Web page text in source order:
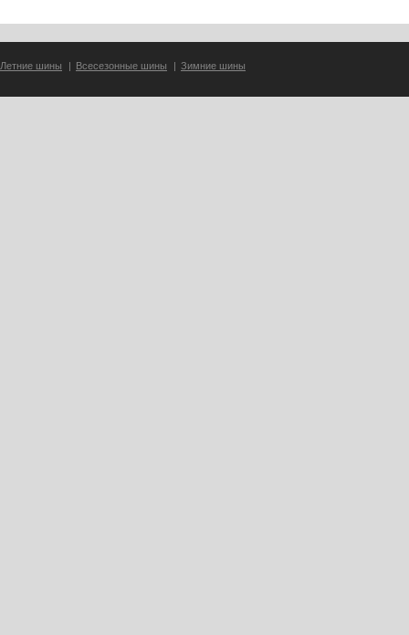
Летние шины | Всесезонные шины | Зимние шины